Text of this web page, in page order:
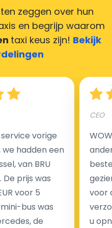
taxi transfer in
voor uw rit. In
taxi's met taxameter
in rekening voor de
of extra kosten voor
heeft.
informatie over uw
zeggen over hun
en begrijp waarom
taxi keus zijn! Bekijk
vorige
hadden een
van BRU
prijs was
voor 5
bus was
de
CEO
voor
u